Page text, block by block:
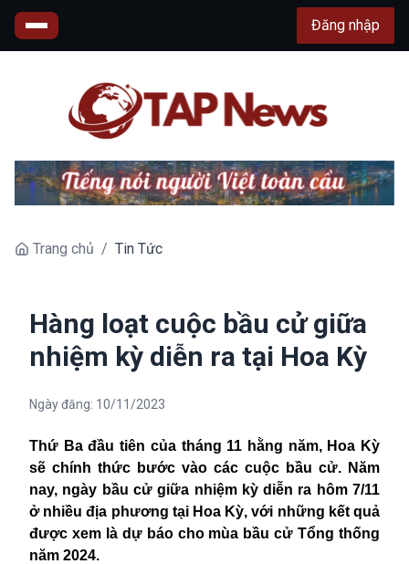
Đăng nhập
Trang chủ / Tin Tức
Hàng loạt cuộc bầu cử giữa
nhiệm kỳ diễn ra tại Hoa Kỳ
Ngày đăng: 10/11/2023
Thứ Ba đầu tiên của tháng 11 hằng năm, Hoa Kỳ
sẽ chính thức bước vào các cuộc bầu cử. Năm
nay, ngày bầu cử giữa nhiệm kỳ diễn ra hôm 7/11
ở nhiều địa phương tại Hoa Kỳ, với những kết quả
được xem là dự báo cho mùa bầu cử Tổng thống
năm 2024.